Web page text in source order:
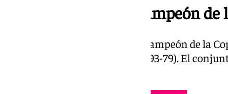
22.00 | El Unicaja, campeón de
El Unicaja de Ibon Navarro es campeón de la
tras imponerse al Real Madrid (93-79). El